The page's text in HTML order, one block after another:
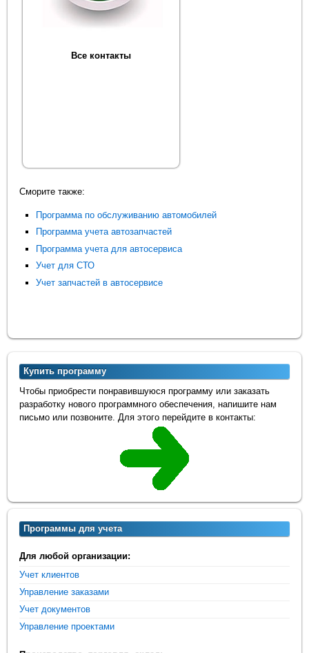
Все контакты
Сморите также:
Программа по обслуживанию автомобилей
Программа учета автозапчастей
Программа учета для автосервиса
Учет для СТО
Учет запчастей в автосервисе
Купить программу
Чтобы приобрести понравившуюся программу или заказать
разработку нового программного обеспечения, напишите нам
письмо или позвоните. Для этого перейдите в контакты:
Программы для учета
Для любой организации:
Учет клиентов
Управление заказами
Учет документов
Управление проектами